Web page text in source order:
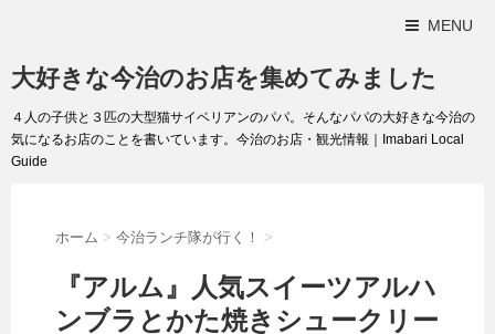
MENU
大好きな今治のお店を集めてみました
４人の子供と３匹の大型猫サイベリアンのパパ。そんなパパの大好きな今治の
気になるお店のことを書いています。今治のお店・観光情報｜Imabari Local
Guide
ホーム > 今治ランチ隊が行く！ >
『アルム』人気スイーツアルハ
ンブラとかた焼きシュークリー